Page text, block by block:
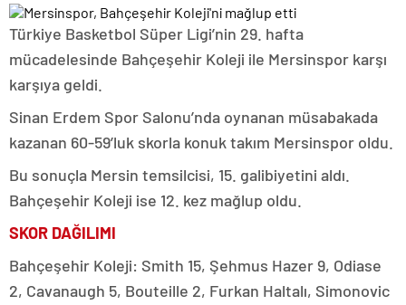
Türkiye Basketbol Süper Ligi’nin 29. hafta
mücadelesinde Bahçeşehir Koleji ile Mersinspor karşı
karşıya geldi.
Sinan Erdem Spor Salonu’nda oynanan müsabakada
kazanan 60-59’luk skorla konuk takım Mersinspor oldu.
Bu sonuçla Mersin temsilcisi, 15. galibiyetini aldı.
Bahçeşehir Koleji ise 12. kez mağlup oldu.
SKOR DAĞILIMI
Bahçeşehir Koleji: Smith 15, Şehmus Hazer 9, Odiase
2, Cavanaugh 5, Bouteille 2, Furkan Haltalı, Simonovic